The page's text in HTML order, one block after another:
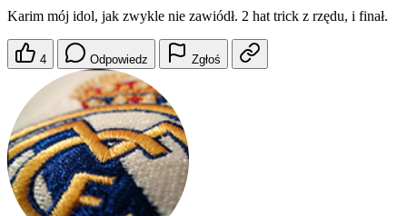
Karim mój idol, jak zwykle nie zawiódł. 2 hat trick z rzędu, i finał.
4 Odpowiedz Zgłoś